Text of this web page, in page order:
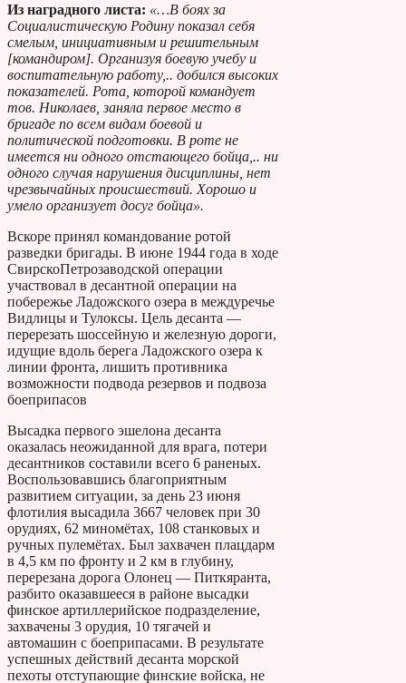
Из наградного листа: «…В боях за
Социалистическую Родину показал себя
смелым, инициативным и решительным
[командиром]. Организуя боевую учебу и
воспитательную работу,.. добился высоких
показателей. Рота, которой командует
тов. Николаев, заняла первое место в
бригаде по всем видам боевой и
политической подготовки. В роте не
имеется ни одного отстающего бойца,.. ни
одного случая нарушения дисциплины, нет
чрезвычайных происшествий. Хорошо и
умело организует досуг бойца».
Вскоре принял командование ротой
разведки бригады. В июне 1944 года в ходе
Свирско­Петрозаводской операции
участвовал в десантной операции на
побережье Ладожского озера в междуречье
Видлицы и Тулоксы. Цель десанта —
перерезать шоссейную и железную дороги,
идущие вдоль берега Ладожского озера к
линии фронта, лишить противника
возможности подвода резервов и подвоза
боеприпасов
Высадка первого эшелона десанта
оказалась неожиданной для врага, потери
десантников составили всего 6 раненых.
Воспользовавшись благоприятным
развитием ситуации, за день 23 июня
флотилия высадила 3667 человек при 30
орудиях, 62 миномётах, 108 станковых и
ручных пулемётах. Был захвачен плацдарм
в 4,5 км по фронту и 2 км в глубину,
перерезана дорога Олонец — Питкяранта,
разбито оказавшееся в районе высадки
финское артиллерийское подразделение,
захвачены 3 орудия, 10 тягачей и
автомашин с боеприпасами. В результате
успешных действий десанта морской
пехоты отступающие финские войска, не